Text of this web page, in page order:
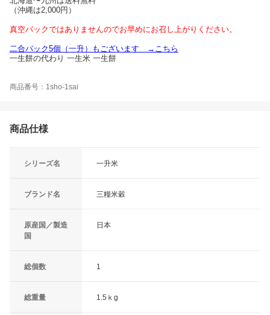
（沖縄は2,000円）
真空パックではありませんのでお早めにお召し上がりください。
二合パック5個（一升）もございます →こちら
一生餅の代わり 一生米 一生餅
商品番号：1sho-1sai
商品仕様
シリーズ名 一升米
ブランド名 三糧米穀
原産国／製造
国
日本
総個数 1
総重量 1.5ｋg